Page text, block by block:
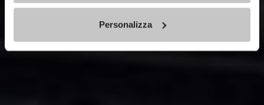
Personalizza